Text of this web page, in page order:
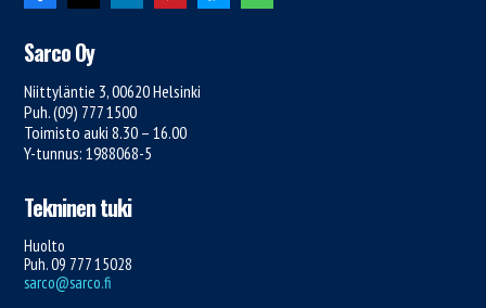
Sarco Oy
Niittyläntie 3, 00620 Helsinki
Puh. (09) 777 1500
Toimisto auki 8.30 – 16.00
Y-tunnus: 1988068-5
Tekninen tuki
Huolto
Puh. 09 777 15028
sarco@sarco.fi